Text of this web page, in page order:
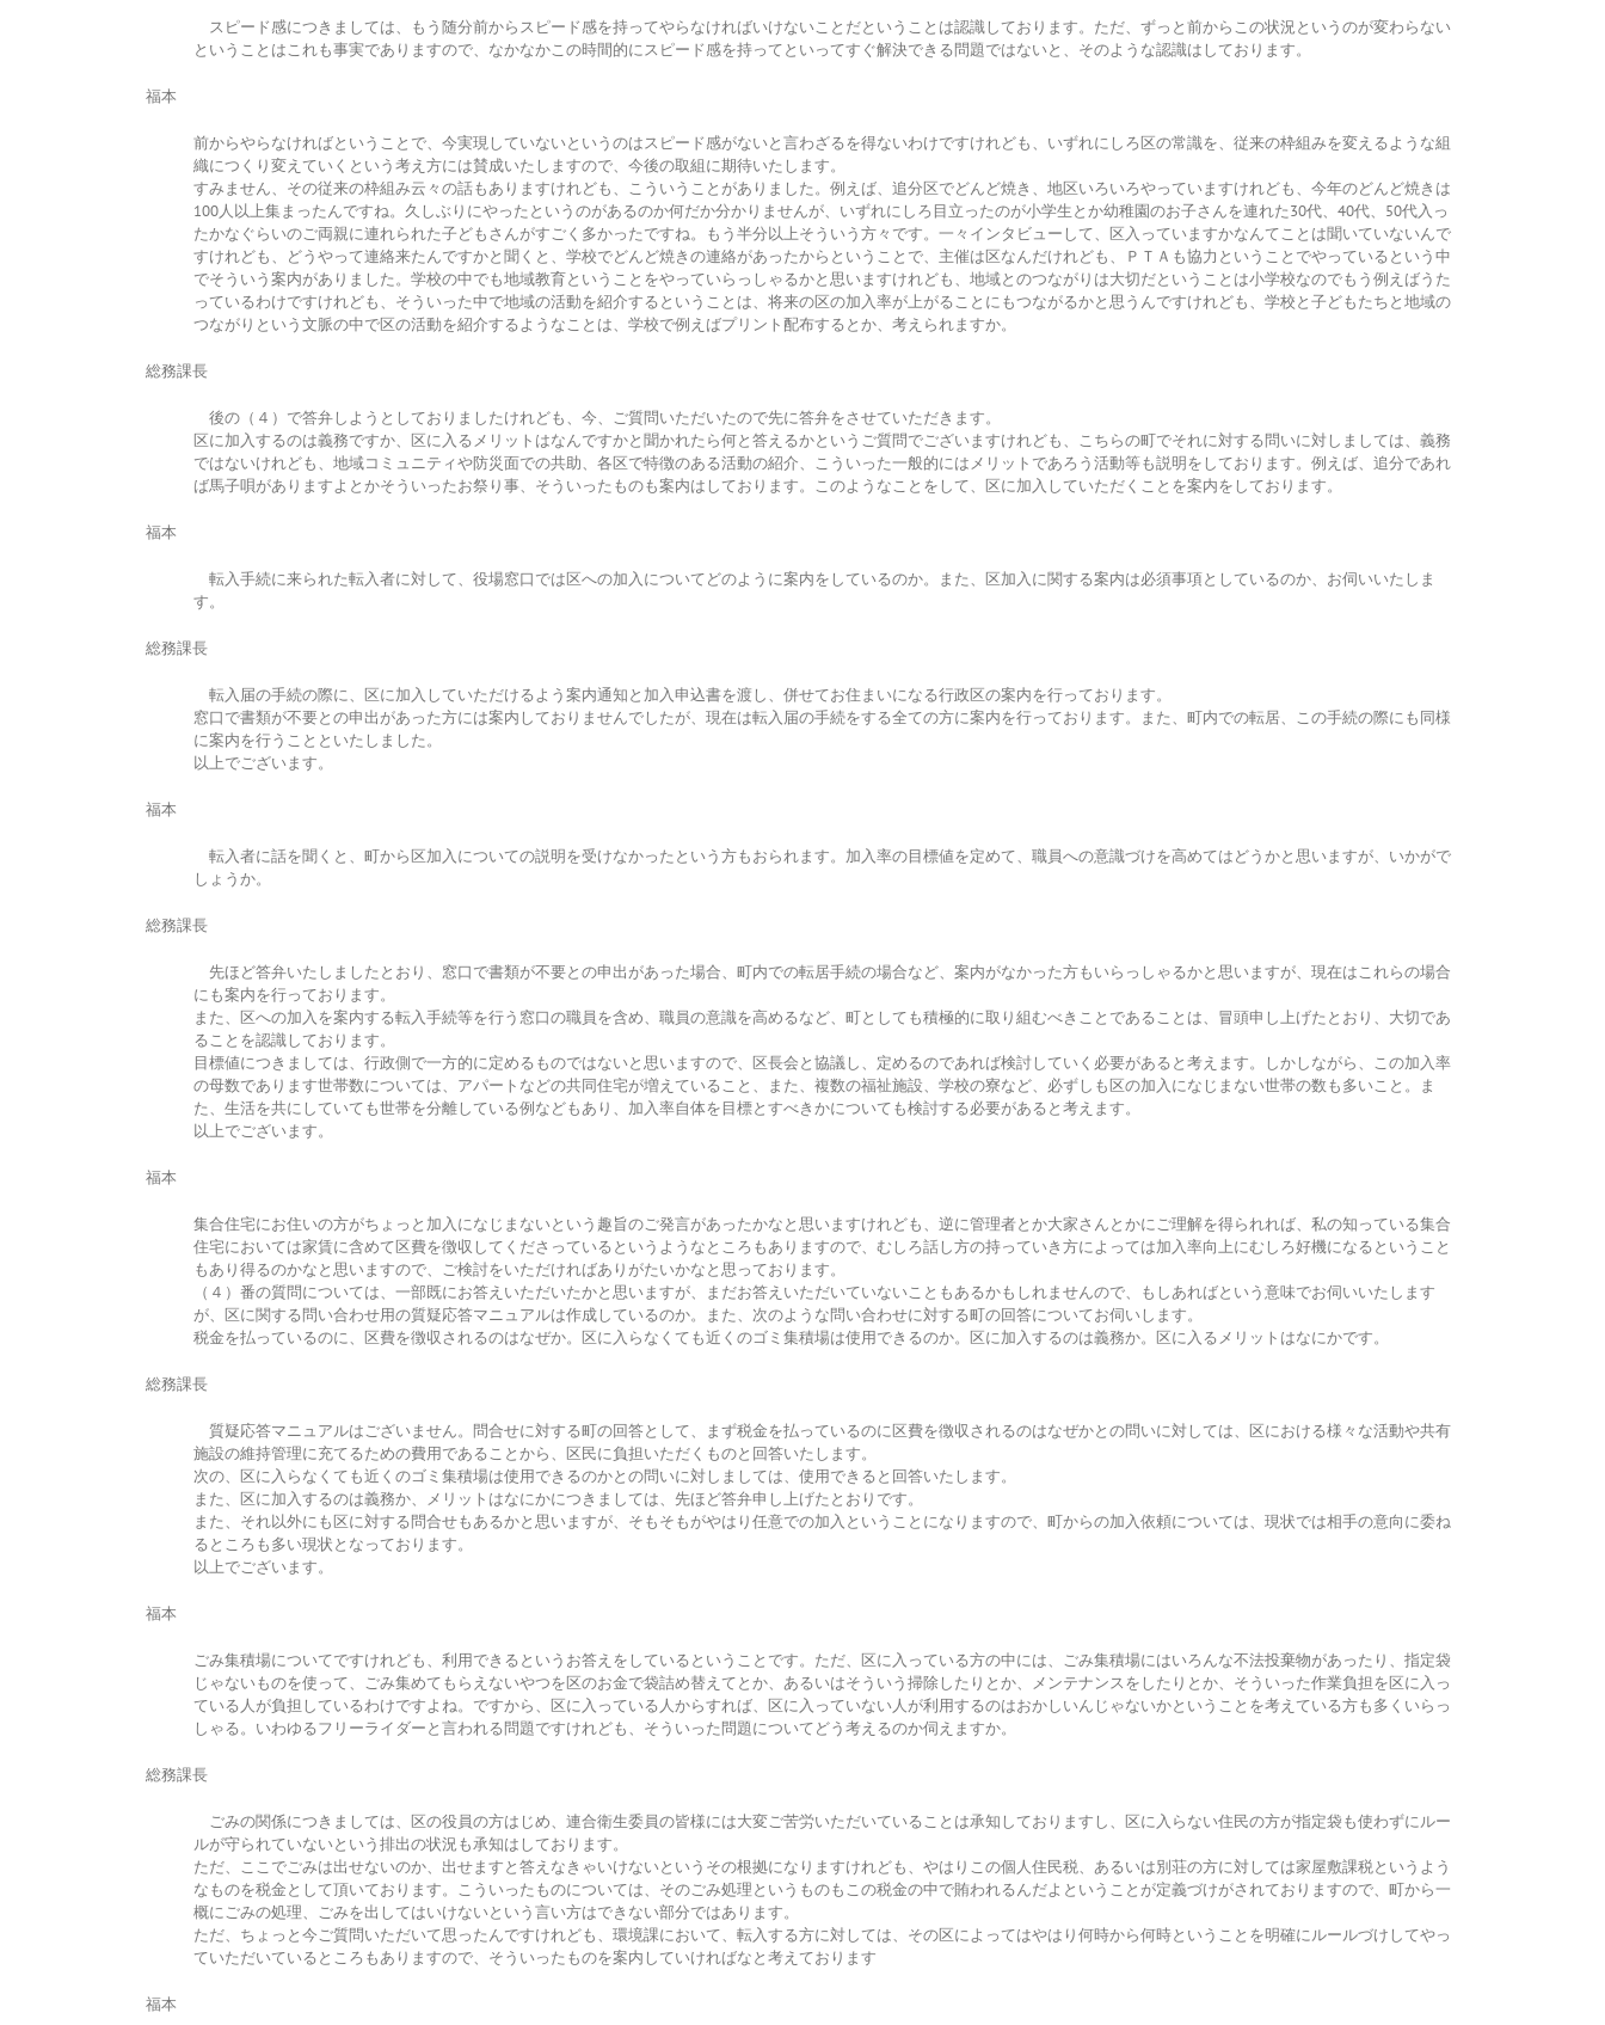
スピード感につきましては、もう随分前からスピード感を持ってやらなければいけないことだということは認識しております。ただ、ずっと前からこの状況というのが変わらない
ということはこれも事実でありますので、なかなかこの時間的にスピード感を持ってといってすぐ解決できる問題ではないと、そのような認識はしております。
福本
前からやらなければということで、今実現していないというのはスピード感がないと言わざるを得ないわけですけれども、いずれにしろ区の常識を、従来の枠組みを変えるような組
織につくり変えていくという考え方には賛成いたしますので、今後の取組に期待いたします。
すみません、その従来の枠組み云々の話もありますけれども、こういうことがありました。例えば、追分区でどんど焼き、地区いろいろやっていますけれども、今年のどんど焼きは
100人以上集まったんですね。久しぶりにやったというのがあるのか何だか分かりませんが、いずれにしろ目立ったのが小学生とか幼稚園のお子さんを連れた30代、40代、50代入っ
たかなぐらいのご両親に連れられた子どもさんがすごく多かったですね。もう半分以上そういう方々です。一々インタビューして、区入っていますかなんてことは聞いていないんで
すけれども、どうやって連絡来たんですかと聞くと、学校でどんど焼きの連絡があったからということで、主催は区なんだけれども、ＰＴＡも協力ということでやっているという中
でそういう案内がありました。学校の中でも地域教育ということをやっていらっしゃるかと思いますけれども、地域とのつながりは大切だということは小学校なのでもう例えばうた
っているわけですけれども、そういった中で地域の活動を紹介するということは、将来の区の加入率が上がることにもつながるかと思うんですけれども、学校と子どもたちと地域の
つながりという文脈の中で区の活動を紹介するようなことは、学校で例えばプリント配布するとか、考えられますか。
総務課長
後の（４）で答弁しようとしておりましたけれども、今、ご質問いただいたので先に答弁をさせていただきます。
区に加入するのは義務ですか、区に入るメリットはなんですかと聞かれたら何と答えるかというご質問でございますけれども、こちらの町でそれに対する問いに対しましては、義務
ではないけれども、地域コミュニティや防災面での共助、各区で特徴のある活動の紹介、こういった一般的にはメリットであろう活動等も説明をしております。例えば、追分であれ
ば馬子唄がありますよとかそういったお祭り事、そういったものも案内はしております。このようなことをして、区に加入していただくことを案内をしております。
福本
転入手続に来られた転入者に対して、役場窓口では区への加入についてどのように案内をしているのか。また、区加入に関する案内は必須事項としているのか、お伺いいたしま
す。
総務課長
転入届の手続の際に、区に加入していただけるよう案内通知と加入申込書を渡し、併せてお住まいになる行政区の案内を行っております。
窓口で書類が不要との申出があった方には案内しておりませんでしたが、現在は転入届の手続をする全ての方に案内を行っております。また、町内での転居、この手続の際にも同様
に案内を行うことといたしました。
以上でございます。
福本
転入者に話を聞くと、町から区加入についての説明を受けなかったという方もおられます。加入率の目標値を定めて、職員への意識づけを高めてはどうかと思いますが、いかがで
しょうか。
総務課長
先ほど答弁いたしましたとおり、窓口で書類が不要との申出があった場合、町内での転居手続の場合など、案内がなかった方もいらっしゃるかと思いますが、現在はこれらの場合
にも案内を行っております。
また、区への加入を案内する転入手続等を行う窓口の職員を含め、職員の意識を高めるなど、町としても積極的に取り組むべきことであることは、冒頭申し上げたとおり、大切であ
ることを認識しております。
目標値につきましては、行政側で一方的に定めるものではないと思いますので、区長会と協議し、定めるのであれば検討していく必要があると考えます。しかしながら、この加入率
の母数であります世帯数については、アパートなどの共同住宅が増えていること、また、複数の福祉施設、学校の寮など、必ずしも区の加入になじまない世帯の数も多いこと。ま
た、生活を共にしていても世帯を分離している例などもあり、加入率自体を目標とすべきかについても検討する必要があると考えます。
以上でございます。
福本
集合住宅にお住いの方がちょっと加入になじまないという趣旨のご発言があったかなと思いますけれども、逆に管理者とか大家さんとかにご理解を得られれば、私の知っている集合
住宅においては家賃に含めて区費を徴収してくださっているというようなところもありますので、むしろ話し方の持っていき方によっては加入率向上にむしろ好機になるということ
もあり得るのかなと思いますので、ご検討をいただければありがたいかなと思っております。
（４）番の質問については、一部既にお答えいただいたかと思いますが、まだお答えいただいていないこともあるかもしれませんので、もしあればという意味でお伺いいたします
が、区に関する問い合わせ用の質疑応答マニュアルは作成しているのか。また、次のような問い合わせに対する町の回答についてお伺いします。
税金を払っているのに、区費を徴収されるのはなぜか。区に入らなくても近くのゴミ集積場は使用できるのか。区に加入するのは義務か。区に入るメリットはなにかです。
総務課長
質疑応答マニュアルはございません。問合せに対する町の回答として、まず税金を払っているのに区費を徴収されるのはなぜかとの問いに対しては、区における様々な活動や共有
施設の維持管理に充てるための費用であることから、区民に負担いただくものと回答いたします。
次の、区に入らなくても近くのゴミ集積場は使用できるのかとの問いに対しましては、使用できると回答いたします。
また、区に加入するのは義務か、メリットはなにかにつきましては、先ほど答弁申し上げたとおりです。
また、それ以外にも区に対する問合せもあるかと思いますが、そもそもがやはり任意での加入ということになりますので、町からの加入依頼については、現状では相手の意向に委ね
るところも多い現状となっております。
以上でございます。
福本
ごみ集積場についてですけれども、利用できるというお答えをしているということです。ただ、区に入っている方の中には、ごみ集積場にはいろんな不法投棄物があったり、指定袋
じゃないものを使って、ごみ集めてもらえないやつを区のお金で袋詰め替えてとか、あるいはそういう掃除したりとか、メンテナンスをしたりとか、そういった作業負担を区に入っ
ている人が負担しているわけですよね。ですから、区に入っている人からすれば、区に入っていない人が利用するのはおかしいんじゃないかということを考えている方も多くいらっ
しゃる。いわゆるフリーライダーと言われる問題ですけれども、そういった問題についてどう考えるのか伺えますか。
総務課長
ごみの関係につきましては、区の役員の方はじめ、連合衛生委員の皆様には大変ご苦労いただいていることは承知しておりますし、区に入らない住民の方が指定袋も使わずにルー
ルが守られていないという排出の状況も承知はしております。
ただ、ここでごみは出せないのか、出せますと答えなきゃいけないというその根拠になりますけれども、やはりこの個人住民税、あるいは別荘の方に対しては家屋敷課税というよう
なものを税金として頂いております。こういったものについては、そのごみ処理というものもこの税金の中で賄われるんだよということが定義づけがされておりますので、町から一
概にごみの処理、ごみを出してはいけないという言い方はできない部分ではあります。
ただ、ちょっと今ご質問いただいて思ったんですけれども、環境課において、転入する方に対しては、その区によってはやはり何時から何時ということを明確にルールづけしてやっ
ていただいているところもありますので、そういったものを案内していければなと考えております
福本